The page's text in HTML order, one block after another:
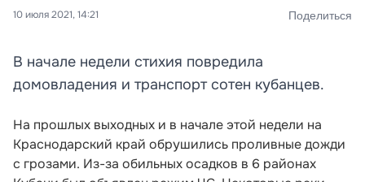
10 июля 2021, 14:21 Поделиться
В начале недели стихия повредила
домовладения и транспорт сотен кубанцев.
На прошлых выходных и в начале этой недели на
Краснодарский край обрушились проливные дожди
с грозами. Из-за обильных осадков в 6 районах